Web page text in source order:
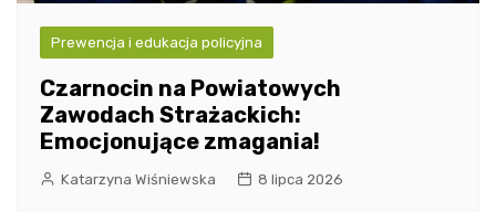
Prewencja i edukacja policyjna
Czarnocin na Powiatowych
Zawodach Strażackich:
Emocjonujące zmagania!
Katarzyna Wiśniewska 8 lipca 2026